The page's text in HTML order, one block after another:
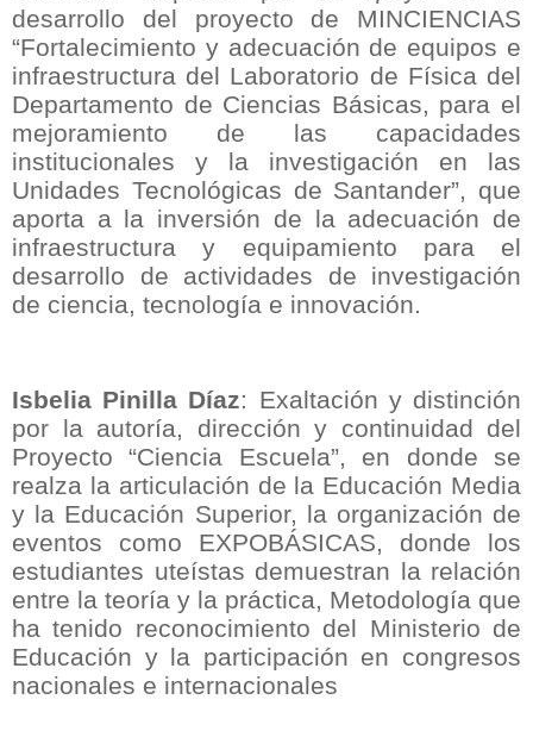
desarrollo del proyecto de MINCIENCIAS
“Fortalecimiento y adecuación de equipos e
infraestructura del Laboratorio de Física del
Departamento de Ciencias Básicas, para el
mejoramiento de las capacidades
institucionales y la investigación en las
Unidades Tecnológicas de Santander”, que
aporta a la inversión de la adecuación de
infraestructura y equipamiento para el
desarrollo de actividades de investigación
de ciencia, tecnología e innovación.
Isbelia Pinilla Díaz: Exaltación y distinción
por la autoría, dirección y continuidad del
Proyecto “Ciencia Escuela”, en donde se
realza la articulación de la Educación Media
y la Educación Superior, la organización de
eventos como EXPOBÁSICAS, donde los
estudiantes uteístas demuestran la relación
entre la teoría y la práctica, Metodología que
ha tenido reconocimiento del Ministerio de
Educación y la participación en congresos
nacionales e internacionales